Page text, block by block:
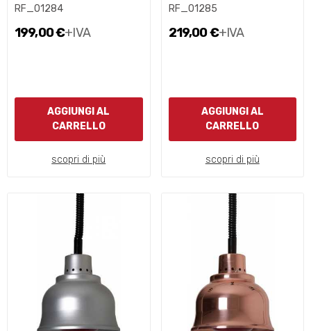
RF_01284
199,00 €+IVA
AGGIUNGI AL
CARRELLO
scopri di più
RF_01285
219,00 €+IVA
AGGIUNGI AL
CARRELLO
scopri di più